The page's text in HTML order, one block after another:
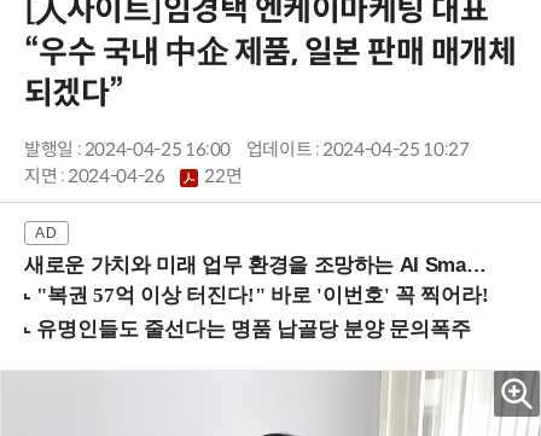
[人사이트]임경택 엔케이마케팅 대표
“우수 국내 中企 제품, 일본 판매 매개체
되겠다”
발행일 : 2024-04-25 16:00
업데이트 : 2024-04-25 10:27
지면 :2024-04-26 22면
새로운 가치와 미래 업무 환경을 조망하는 AI Smart Work Summit 2026 (9/11 코엑스)